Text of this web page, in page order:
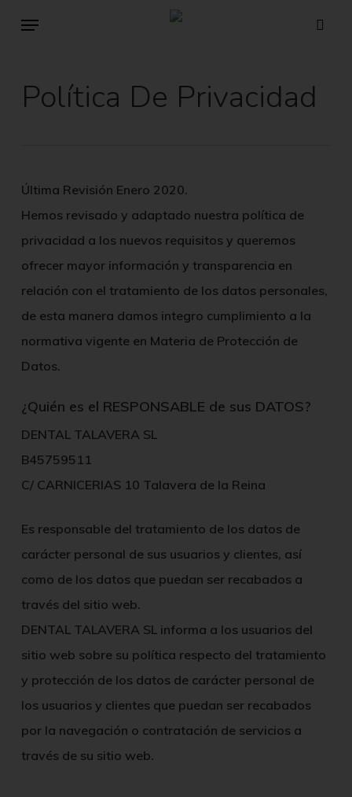
content
Menu
Política De Privacidad
Última Revisión Enero 2020.
Hemos revisado y adaptado nuestra política de
privacidad a los nuevos requisitos y queremos
ofrecer mayor información y transparencia en
relación con el tratamiento de los datos personales,
de esta manera damos integro cumplimiento a la
normativa vigente en Materia de Protección de
Datos.
¿Quién es el RESPONSABLE de sus DATOS?
DENTAL TALAVERA SL
B45759511
C/ CARNICERIAS 10 Talavera de la Reina
Es responsable del tratamiento de los datos de
carácter personal de sus usuarios y clientes, así
como de los datos que puedan ser recabados a
través del sitio web.
DENTAL TALAVERA SLinforma a los usuarios del
sitio web sobre su política respecto del tratamiento
y protección de los datos de carácter personal de
los usuarios y clientes que puedan ser recabados
por la navegación o contratación de servicios a
través de su sitio web.